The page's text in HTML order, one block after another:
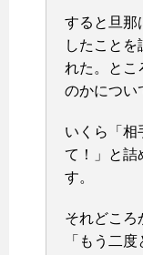
すると旦那
したことを
れた。とこ
のかについ
いくら「相
て！」と詰
す。
それどころ
「もう二